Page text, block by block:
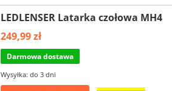
LEDLENSER Latarka czołowa MH4
249,99 zł
Darmowa dostawa
Wysyłka: do 3 dni